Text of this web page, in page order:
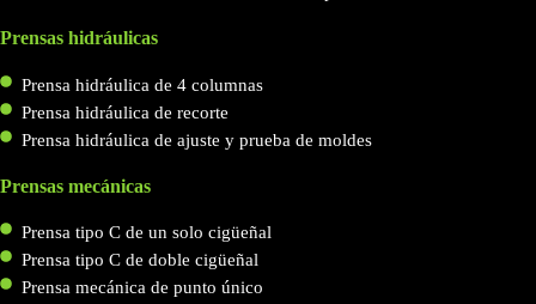
Prensas hidráulicas
Prensa hidráulica de 4 columnas
Prensa hidráulica de recorte
Prensa hidráulica de ajuste y prueba de moldes
Prensas mecánicas
Prensa tipo C de un solo cigüeñal
Prensa tipo C de doble cigüeñal
Prensa mecánica de punto único